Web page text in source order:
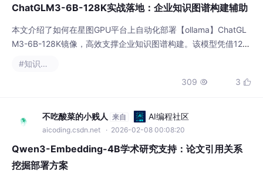
ChatGLM3-6B-128K实战落地：企业知识图谱构建辅助
本文介绍了如何在星图GPU平台上自动化部署【ollama】ChatGL
M3-6B-128K镜像，高效支撑企业知识图谱构建。该模型凭借128
#知识图谱
309  3 
不吃酸菜的小贱人 来自 AI编程社区
aicoding.csdn.net · 2026-02-08 00:08:20
Qwen3-Embedding-4B学术研究支持：论文引用关系
挖掘部署方案